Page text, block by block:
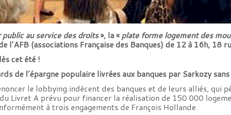
au service des droits», la «plate forme logement des
l’AFB (associations Française des Banques) de 12 à 16h, 18
cet été !
de l’épargne populaire livrées aux banques par Sarkozy
le lobbying indécent des banques et de leurs alliés, qui
Livret A prévu pour financer la réalisation de 150 000
à trois engagements de François Hollande.